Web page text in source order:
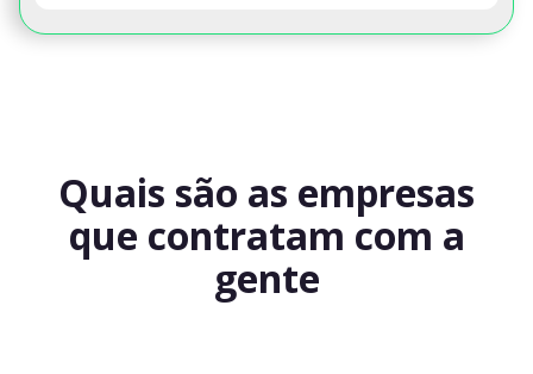
Quais são as empresas
que contratam com a
gente